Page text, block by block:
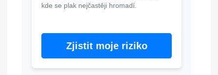
kde se plak nejčastěji hromadí.
Zjistit moje riziko